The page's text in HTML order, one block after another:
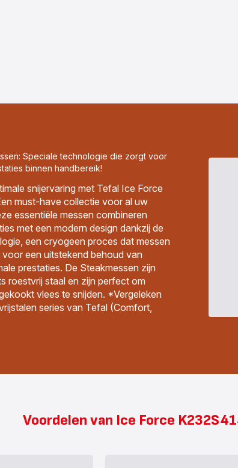
Speciale technologie die zorgt voor
binnen handbereik!
snijervaring met Tefal Ice Force
must-have collectie voor al uw
essentiële messen combineren
met een modern design dankzij de
een cryogeen proces dat messen
voor een uitstekend behoud van
prestaties. De Steakmessen zijn
roestvrij staal en zijn perfect om
vlees te snijden. *Vergeleken
series van Tefal (Comfort,
Voordelen van Ice Force